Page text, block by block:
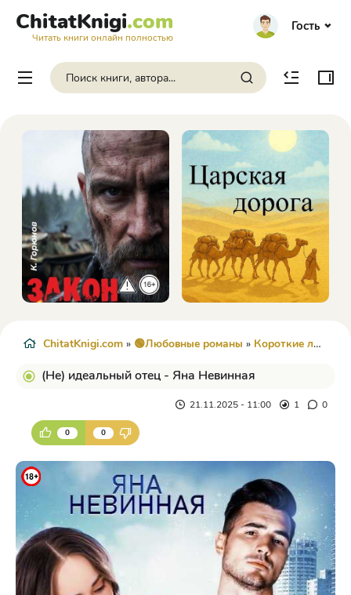
ChitatKnigi.com
Читать книги онлайн полностью
Гость
ChitatKnigi.com » 🟢Любовные романы » Короткие любовные романы
(Не) идеальный отец - Яна Невинная
21.11.2025 - 11:00 1 0
0 0